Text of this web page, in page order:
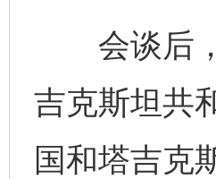
会谈后，
吉克斯坦共
国和塔吉克